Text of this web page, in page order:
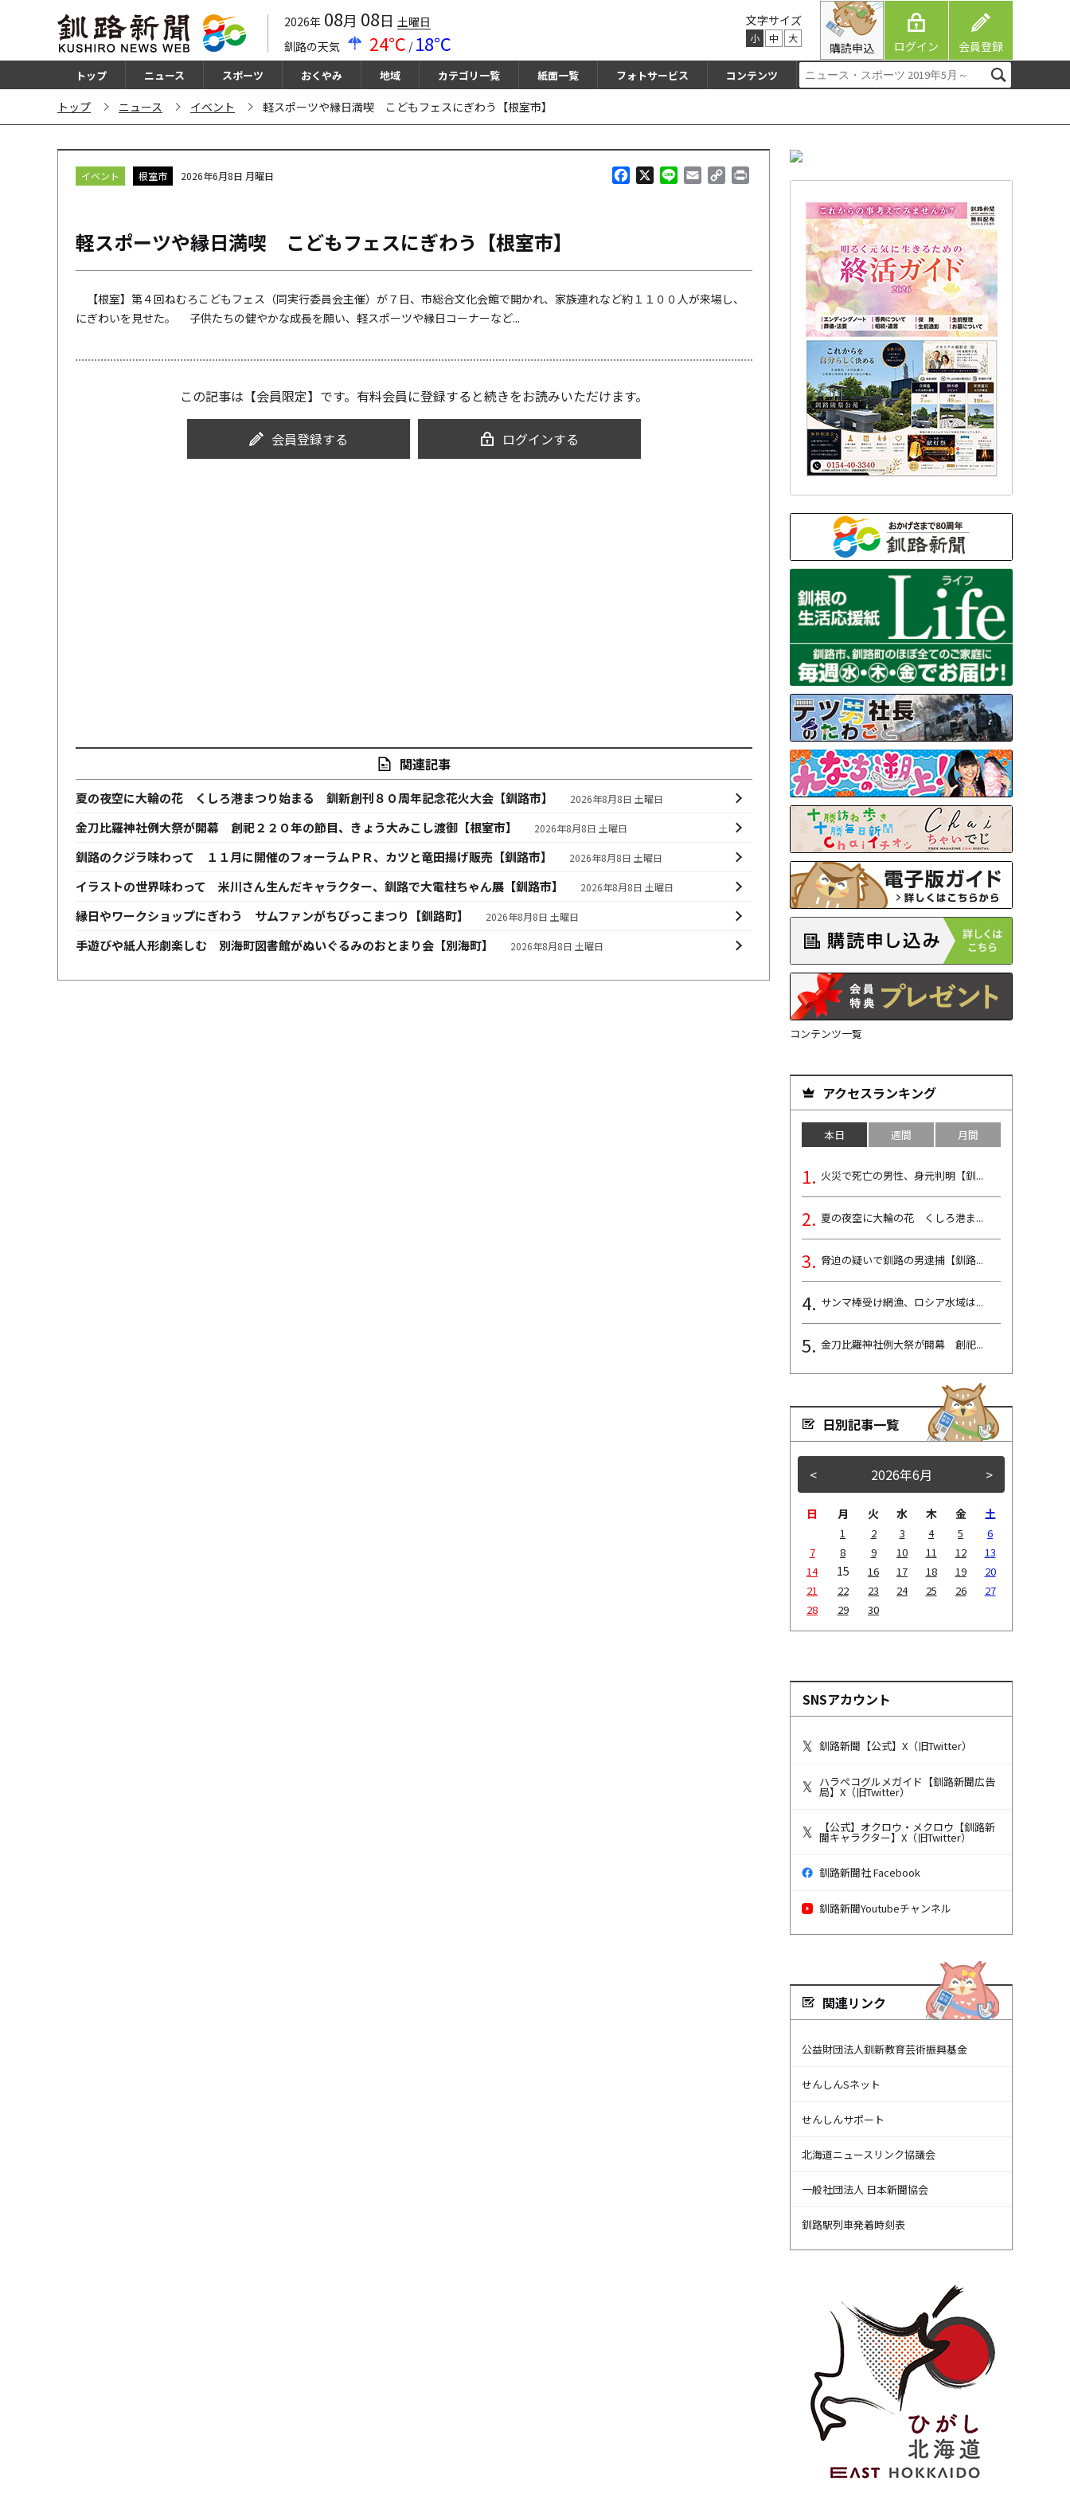
2026年 08月 08日 土曜日
釧路の天気
24℃ / 18℃
文字サイズ
小 中 大
購読申込 ログイン 会員登録
トップ ニュース スポーツ おくやみ 地域 カテゴリ一覧 紙面一覧 フォトサービス コンテンツ
トップ ニュース イベント 軽スポーツや縁日満喫 こどもフェスにぎわう【根室市】
k
k
イベント 根室市 2026年6月8日 月曜日
軽スポーツや縁日満喫 こどもフェスにぎわう【根室市】
【根室】第４回ねむろこどもフェス（同実行委員会主催）が７日、市総合文化会館で開かれ、家族連れなど約１１００人が来場し、
にぎわいを見せた。 子供たちの健やかな成長を願い、軽スポーツや縁日コーナーなど...
この記事は【会員限定】です。有料会員に登録すると続きをお読みいただけます。
会員登録する ログインする
関連記事
夏の夜空に大輪の花 くしろ港まつり始まる 釧新創刊８０周年記念花火大会【釧路市】 2026年8月8日 土曜日
金刀比羅神社例大祭が開幕 創祀２２０年の節目、きょう大みこし渡御【根室市】 2026年8月8日 土曜日
釧路のクジラ味わって １１月に開催のフォーラムＰＲ、カツと竜田揚げ販売【釧路市】 2026年8月8日 土曜日
イラストの世界味わって 米川さん生んだキャラクター、釧路で大電柱ちゃん展【釧路市】 2026年8月8日 土曜日
縁日やワークショップにぎわう サムファンがちびっこまつり【釧路町】 2026年8月8日 土曜日
手遊びや紙人形劇楽しむ 別海町図書館がぬいぐるみのおとまり会【別海町】 2026年8月8日 土曜日
コンテンツ一覧
アクセスランキング
本日 週間 月間
火災で死亡の男性、身元判明【釧...
夏の夜空に大輪の花 くしろ港ま...
脅迫の疑いで釧路の男逮捕【釧路...
サンマ棒受け網漁、ロシア水域は...
金刀比羅神社例大祭が開幕 創祀...
日別記事一覧
< >
2026年6月
日 月 火 水 木 金 土
1 2 3 4 5
6
7
8 9 10 11 12
13
14
15 16 17 18 19
20
21
22 23 24 25 26
27
28
29 30
SNSアカウント
釧路新聞【公式】X（旧Twitter）
ハラペコグルメガイド【釧路新聞広告
局】X（旧Twitter）
【公式】オクロウ・メクロウ【釧路新
聞キャラクター】X（旧Twitter）
釧路新聞社 Facebook
釧路新聞Youtubeチャンネル
関連リンク
公益財団法人釧新教育芸術振興基金
せんしんSネット
せんしんサポート
北海道ニュースリンク協議会
一般社団法人 日本新聞協会
釧路駅列車発着時刻表